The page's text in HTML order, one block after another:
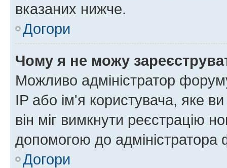
вказаних нижче.
Догори
Чому я не можу
Можливо адміністратор
IP або ім'я користувача, яке
він міг вимкнути реєстрацію
допомогою до адміністратора
Догори